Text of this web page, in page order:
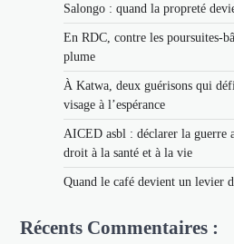
Salongo : quand la propreté
En RDC, contre les poursuites-
plume
À Katwa, deux guérisons qui
visage à l’espérance
AICED asbl : déclarer la guerre
droit à la santé et à la vie
Quand le café devient un levier
Récents Commentaires :